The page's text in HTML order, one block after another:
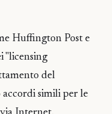
Huffington Post e
"licensing
del
accordi simili per le